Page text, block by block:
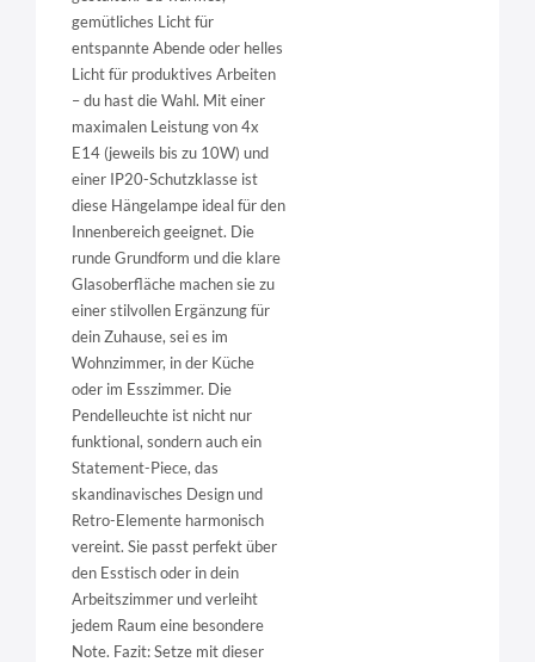
gemütliches Licht für
entspannte Abende oder helles
Licht für produktives Arbeiten
– du hast die Wahl. Mit einer
maximalen Leistung von 4x
E14 (jeweils bis zu 10W) und
einer IP20-Schutzklasse ist
diese Hängelampe ideal für den
Innenbereich geeignet. Die
runde Grundform und die klare
Glasoberfläche machen sie zu
einer stilvollen Ergänzung für
dein Zuhause, sei es im
Wohnzimmer, in der Küche
oder im Esszimmer. Die
Pendelleuchte ist nicht nur
funktional, sondern auch ein
Statement-Piece, das
skandinavisches Design und
Retro-Elemente harmonisch
vereint. Sie passt perfekt über
den Esstisch oder in dein
Arbeitszimmer und verleiht
jedem Raum eine besondere
Note. Fazit: Setze mit dieser